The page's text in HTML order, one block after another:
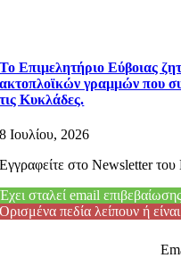
Το Επιμελητήριο Εύβοιας
ακτοπλοϊκών γραμμών που
τις Κυκλάδες.
8 Ιουλίου, 2026
Εγγραφείτε στο Newsletter του
Έχει σταλεί email
Ορισμένα πεδία λείπουν ή